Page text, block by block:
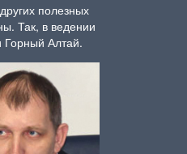
полезных
Так, в ведении
Горный Алтай.